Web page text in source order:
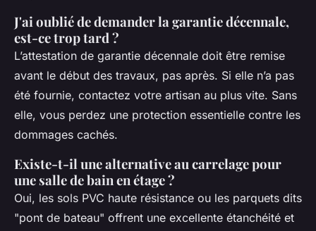
J'ai oublié de demander la garantie décennale,
est-ce trop tard ?
L’attestation de garantie décennale doit être remise
avant le début des travaux, pas après. Si elle n’a pas
été fournie, contactez votre artisan au plus vite. Sans
elle, vous perdez une protection essentielle contre les
dommages cachés.
Existe-t-il une alternative au carrelage pour
une salle de bain en étage ?
Oui, les sols PVC haute résistance ou les parquets dits
"pont de bateau" offrent une excellente étanchéité et